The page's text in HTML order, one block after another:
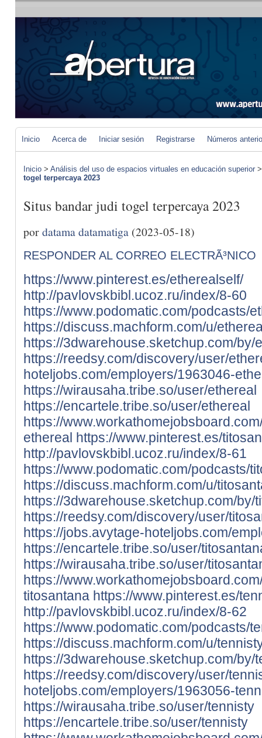
Inicio Acerca de Iniciar sesión Registrarse Números
Inicio > Análisis del uso de espacios virtuales en educación superior
togel terpercaya 2023
Situs bandar judi togel terpercaya 2023
pordatama datamatiga (2023-05-18)
RESPONDER AL CORREO ELECTRÃ³NICO
https://www.pinterest.es/etherealself/
http://pavlovskbibl.ucoz.ru/index/8-60
https://www.podomatic.com/podcasts/
https://discuss.machform.com/u/
https://3dwarehouse.sketchup.com/by/
https://reedsy.com/discovery/user/
hoteljobs.com/employers/1963046-
https://wirausaha.tribe.so/user/ethereal
https://encartele.tribe.so/user/ethereal
https://
ethereal https://www.pinterest.es/
http://pavlovskbibl.ucoz.ru/index/8-61
https://www.podomatic.com/podcasts/
https://discuss.machform.com/u/
https://3dwarehouse.sketchup.com/by/
https://reedsy.com/discovery/user/
https://jobs.avytage-hoteljobs.com/
https://encartele.tribe.so/user/
https://wirausaha.tribe.so/user/
https://
titosantana https://www.pinterest.es/
http://pavlovskbibl.ucoz.ru/index/8-62
https://www.podomatic.com/podcasts/
https://discuss.machform.com/u/
https://3dwarehouse.sketchup.com/by/
https://reedsy.com/discovery/user/
hoteljobs.com/employers/1963056-
https://wirausaha.tribe.so/user/tennisty
https://encartele.tribe.so/user/tennisty